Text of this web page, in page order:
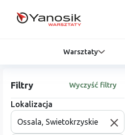
Warsztaty
Filtry Wyczyść filtry
Lokalizacja